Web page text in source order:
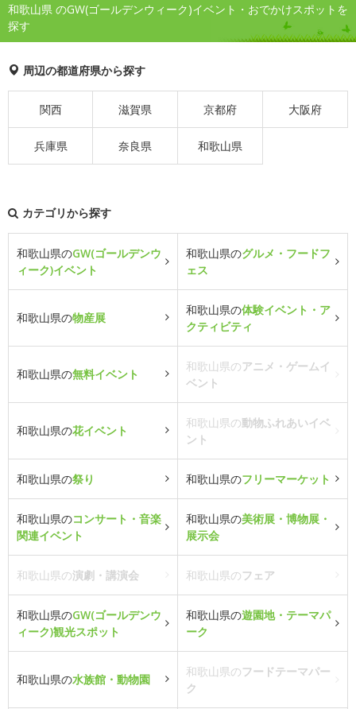
和歌山県 のGW(ゴールデンウィーク)イベント・おでかけスポットを
探す
周辺の都道府県から探す
関西 滋賀県 京都府 大阪府
兵庫県 奈良県 和歌山県
カテゴリから探す
和歌山県のGW(ゴールデンウ
ィーク)イベント
和歌山県のグルメ・フードフ
ェス
和歌山県の物産展
和歌山県の体験イベント・ア
クティビティ
和歌山県の無料イベント
和歌山県のアニメ・ゲームイ
ベント
和歌山県の花イベント
和歌山県の動物ふれあいイベ
ント
和歌山県の祭り 和歌山県のフリーマーケット
和歌山県のコンサート・音楽
関連イベント
和歌山県の美術展・博物展・
展示会
和歌山県の演劇・講演会 和歌山県のフェア
和歌山県のGW(ゴールデンウ
ィーク)観光スポット
和歌山県の遊園地・テーマパ
ーク
和歌山県の水族館・動物園
和歌山県のフードテーマパー
ク